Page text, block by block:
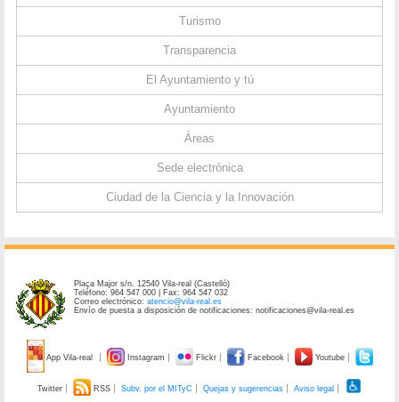
Turismo
Transparencia
El Ayuntamiento y tú
Ayuntamiento
Áreas
Sede electrónica
Ciudad de la Ciencia y la Innovación
Plaça Major s/n. 12540 Vila-real (Castelló)
Teléfono: 964 547 000 | Fax: 964 547 032
Correo electrónico:atencio@vila-real.es
Envío de puesta a disposición de notificaciones: notificaciones@vila-real.es
App Vila-real Instagram Flickr Facebook Youtube
Twitter RSS Subv. por el MITyC Quejas y sugerencias
Aviso legal